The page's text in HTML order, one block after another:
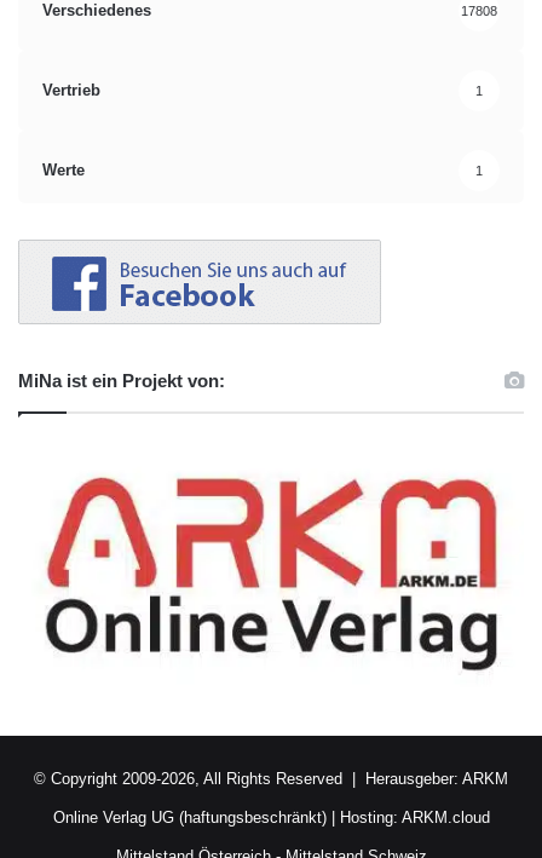
Verschiedenes 17808
Vertrieb 1
Werte 1
MiNa ist ein Projekt von:
© Copyright 2009-2026, All Rights Reserved | Herausgeber: ARKM
Online Verlag UG (haftungsbeschränkt)| Hosting: ARKM.cloud